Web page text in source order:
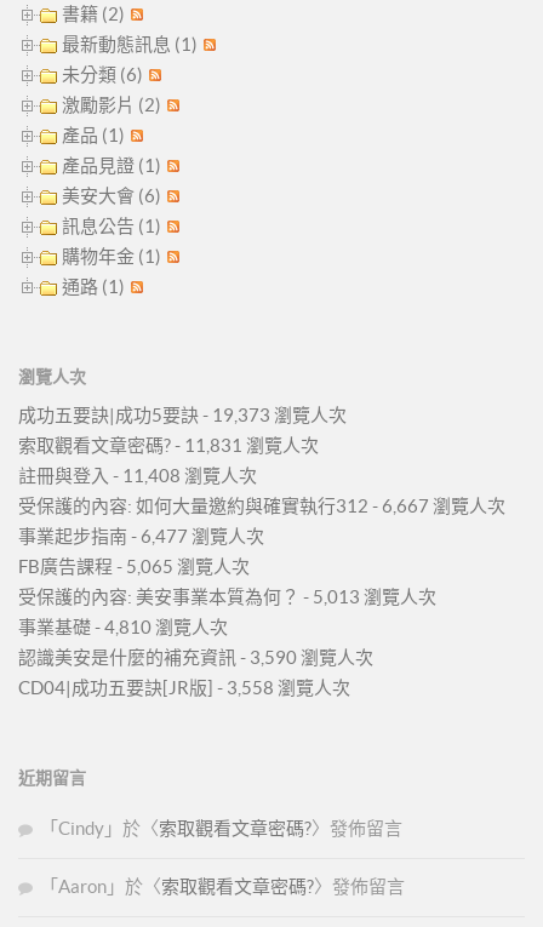
書籍 (2)
最新動態訊息 (1)
未分類 (6)
激勵影片 (2)
產品 (1)
產品見證 (1)
美安大會 (6)
訊息公告 (1)
購物年金 (1)
通路 (1)
瀏覽人次
成功五要訣|成功5要訣- 19,373 瀏覽人次
索取觀看文章密碼?- 11,831 瀏覽人次
註冊與登入 - 11,408 瀏覽人次
受保護的內容: 如何大量邀約與確實執行312 - 6,667 瀏覽人次
事業起步指南 - 6,477 瀏覽人次
FB廣告課程 - 5,065 瀏覽人次
受保護的內容: 美安事業本質為何？ - 5,013 瀏覽人次
事業基礎- 4,810 瀏覽人次
認識美安是什麼的補充資訊 - 3,590 瀏覽人次
CD04|成功五要訣[JR版] - 3,558 瀏覽人次
近期留言
「 Cindy 」於〈索取觀看文章密碼?〉發佈留言
「 Aaron 」於〈索取觀看文章密碼?〉發佈留言